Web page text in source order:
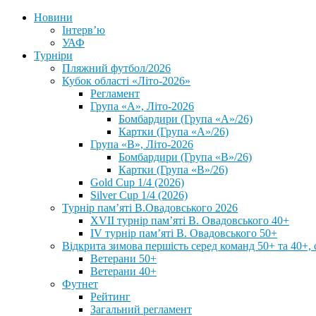
Новини
Інтерв’ю
УАФ
Турніри
Пляжний футбол/2026
Кубок області «Літо-2026»
Регламент
Група «А», Літо-2026
Бомбардири (Група «А»/26)
Картки (Група «А»/26)
Група «В», Літо-2026
Бомбардири (Група «В»/26)
Картки (Група «В»/26)
Gold Cup 1/4 (2026)
Silver Cup 1/4 (2026)
Турнір пам’яті В.Овадовського 2026
XVII турнір пам’яті В. Овадовського 40+
IV турнір пам’яті В. Овадовського 50+
Відкрита зимова першість серед команд 50+ та 40+,
Ветерани 50+
Ветерани 40+
Футнет
Рейтинг
Загальний регламент